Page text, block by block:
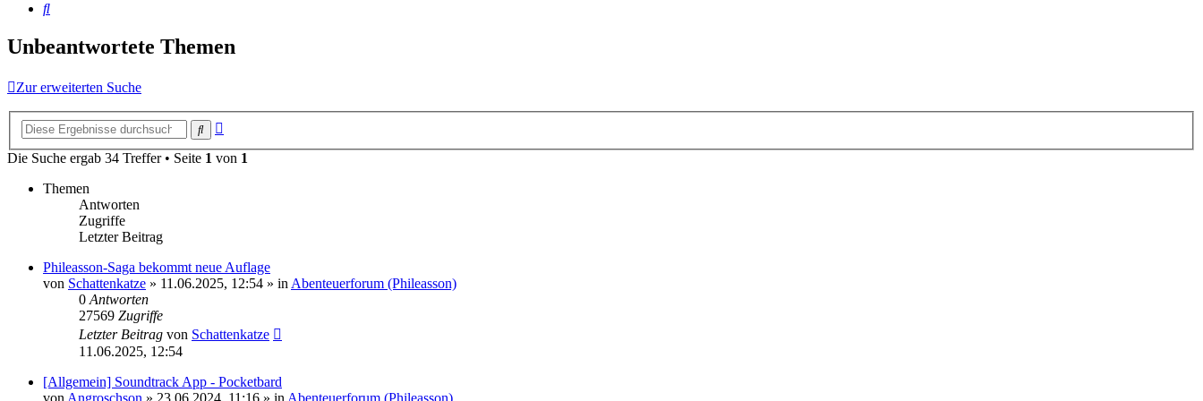
Suche
Unbeantwortete Themen
Zur erweiterten Suche
Suche
Die Suche ergab 34 Treffer • Seite 1 von 1
Themen
Antworten
Zugriffe
Letzter Beitrag
Phileasson-Saga bekommt neue Auflage
von Schattenkatze » 11.06.2025, 12:54 » in Abenteuerforum (Phileasson)
0 Antworten
27569 Zugriffe
Letzter Beitrag von Schattenkatze
11.06.2025, 12:54
[Allgemein] Soundtrack App - Pocketbard
von Angroschson » 23.06.2024, 11:16 » in Abenteuerforum (Phileasson)